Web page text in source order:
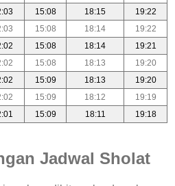
15:08 18:15
19:22
15:08 18:14
19:22
15:08 18:14
19:21
15:08 18:13
19:20
15:09 18:13
19:20
15:09 18:12
19:19
15:09 18:11 19:18
Jadwal Sholat